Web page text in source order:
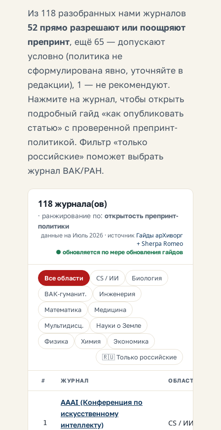
Из 118 разобранных нами журналов
52 прямо разрешают или поощряют
препринт, ещё 65 — допускают
условно (политика не
сформулирована явно, уточняйте в
редакции), 1 — не рекомендуют.
Нажмите на журнал, чтобы открыть
подробный гайд «как опубликовать
статью» с проверенной препринт-
политикой. Фильтр «только
российские» поможет выбрать
журнал ВАК/РАН.
118 журнала(ов)
· ранжирование по: открытость препринт-
политики
данные на Июль 2026 · источник Гайды арХиворг
+ Sherpa Romeo
● обновляется по мере обновления гайдов
Все области CS / ИИ
Биология
ВАК-гуманит.
Инженерия
Математика
Медицина
Мультидисц.
Науки о Земле
Физика
Химия
Экономика
🇷🇺 Только российские
# ЖУРНАЛ ОБЛАСТЬ
1
AAAI (Конференция по
искусственному
интеллекту)
CS / ИИ